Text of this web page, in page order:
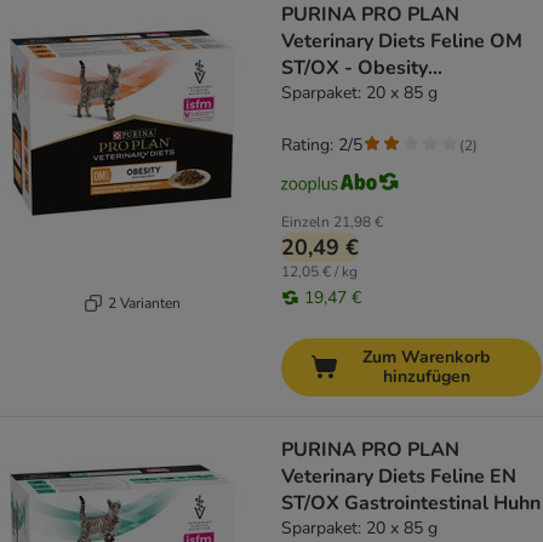
2 Varianten
PURINA PRO PLAN
Veterinary Diets Feline OM
ST/OX - Obesity
Management Huhn
Sparpaket: 20 x 85 g
Einzeln 21,98 €
20,49 €
12,05 € / kg
19,47 €
Rating: 2/5 (2)
Zum Warenkorb
hinzufügen
PURINA PRO PLAN
Veterinary Diets Feline EN
ST/OX Gastrointestinal Huhn
Sparpaket: 20 x 85 g